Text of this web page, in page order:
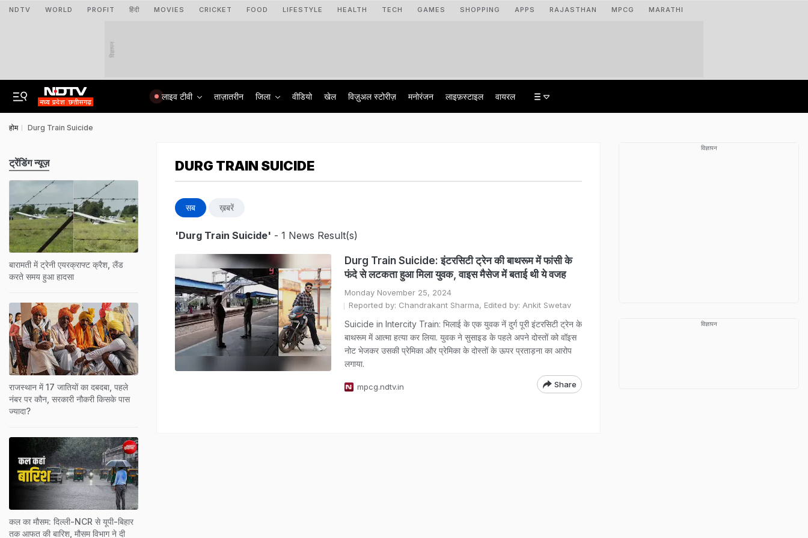
NDTV WORLD PROFIT हिंदी MOVIES CRICKET FOOD LIFESTYLE HEALTH TECH GAMES SHOPPING APPS RAJASTHAN MPCG MARATHI
विज्ञापन
लाइव टीवी ताज़ातरीन जिला वीडियो खेल विज़ुअल स्टोरीज़ मनोरंजन लाइफ़स्टाइल वायरल
होम Durg Train Suicide
DURG TRAIN SUICIDE
सब ख़बरें
'Durg Train Suicide' - 1 News Result(s)
Durg Train Suicide: इंटरसिटी ट्रेन की बाथरूम में फांसी के
फंदे से लटकता हुआ मिला युवक, वाइस मैसेज में बताई थी ये वजह
Monday November 25, 2024
Reported by: Chandrakant Sharma, Edited by: Ankit Swetav
Suicide in Intercity Train: भिलाई के एक युवक नें दुर्ग पूरी इंटरसिटी ट्रेन के
बाथरूम में आत्मा हत्या कर लिया. युवक ने सुसाइड के पहले अपने दोस्तों को वॉइस
नोट भेजकर उसकी प्रेमिका और प्रेमिका के दोस्तों के ऊपर प्रताड़ना का आरोप
लगाया.
mpcg.ndtv.in Share
ट्रेंडिंग न्यूज़
बारामती में ट्रेनी एयरक्राफ्ट क्रैश, लैंड
करते समय हुआ हादसा
राजस्थान में 17 जातियों का दबदबा, पहले
नंबर पर कौन, सरकारी नौकरी किसके पास
ज्यादा?
कल का मौसम: दिल्ली-NCR से यूपी-बिहार
तक आफत की बारिश, मौसम विभाग ने दी
विज्ञापन
विज्ञापन